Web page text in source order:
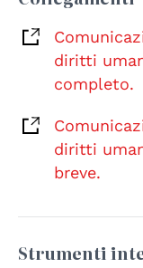
diritti
completo.
diritti
breve.
Strumenti